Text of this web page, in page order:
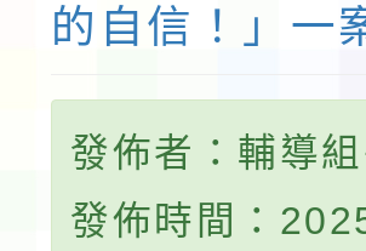
的自信！」一
發佈者：輔導
發佈時間：